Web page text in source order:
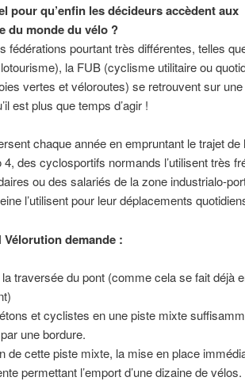
pour qu’enfin les décideurs accèdent aux
du monde du vélo ?
fédérations pourtant très différentes, telles
la FUB (cyclisme utilitaire ou
vertes et véloroutes) se retrouvent sur
est plus que temps d’agir !
chaque année en empruntant le trajet de
4, des cyclosportifs normands l’utilisent très
ou des salariés de la zone industrialo-
l’utilisent pour leur déplacements
Vélorution demande :
traversée du pont (comme cela se fait déjà
et cyclistes en une piste mixte
une bordure.
de cette piste mixte, la mise en place
permettant l’emport d’une dizaine de vélos.